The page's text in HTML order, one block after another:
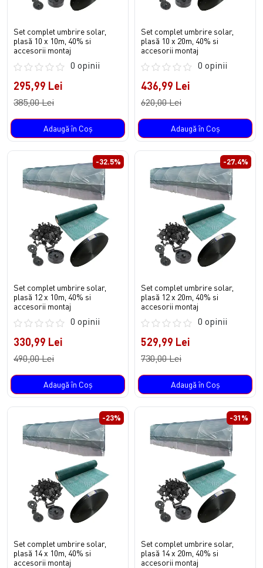
Set complet umbrire solar,
plasă 10 x 10m, 40% si
accesorii montaj
0 opinii
295,99 Lei
385,00 Lei
Adaugă în Coş
Set complet umbrire solar,
plasă 10 x 20m, 40% si
accesorii montaj
0 opinii
436,99 Lei
620,00 Lei
Adaugă în Coş
-32.5%
Set complet umbrire solar,
plasă 12 x 10m, 40% si
accesorii montaj
0 opinii
330,99 Lei
490,00 Lei
Adaugă în Coş
-27.4%
Set complet umbrire solar,
plasă 12 x 20m, 40% si
accesorii montaj
0 opinii
529,99 Lei
730,00 Lei
Adaugă în Coş
-23%
Set complet umbrire solar,
plasă 14 x 10m, 40% si
accesorii montaj
-31%
Set complet umbrire solar,
plasă 14 x 20m, 40% si
accesorii montaj